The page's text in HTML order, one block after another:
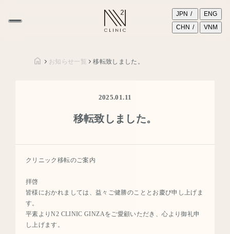
JPN
ENG
CHN
VNM
お知らせ一覧 移転致しました。
2025.01.11
移転致しました。
クリニック移転のご案内
拝啓
皆様におかれましては、益々ご健勝のこととお慶び申し上げま
す。
平素よりN2 CLINIC GINZAをご愛顧いただき、心より御礼申
し上げます。